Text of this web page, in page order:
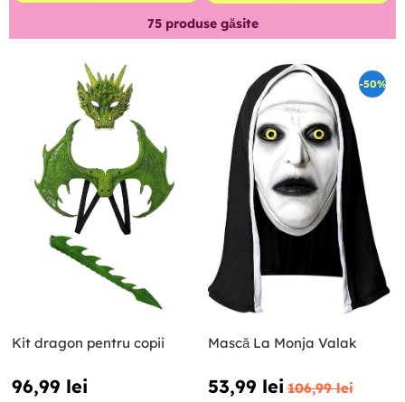
75produse găsite
Kit dragon pentru copii
96,99 lei
-50%
Mască La Monja Valak
53,99 lei 106,99 lei